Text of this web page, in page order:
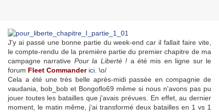
J'y ai passé une bonne partie du week-end car il fallait faire vite,
le compte-rendu de la première partie du premier chapitre de ma
campagne narrative Pour la Liberté ! a été mis en ligne sur le
forum Fleet Commander ici . \o/
Cela a été une très belle après-midi passée en compagnie de
vaudania, bob_bob et Bongoflo69 même si nous n'avons pas pu
jouer toutes les batailles que j'avais prévues. En effet, au dernier
moment, le matin même, j'ai transformé deux batailles en 1 vs 1